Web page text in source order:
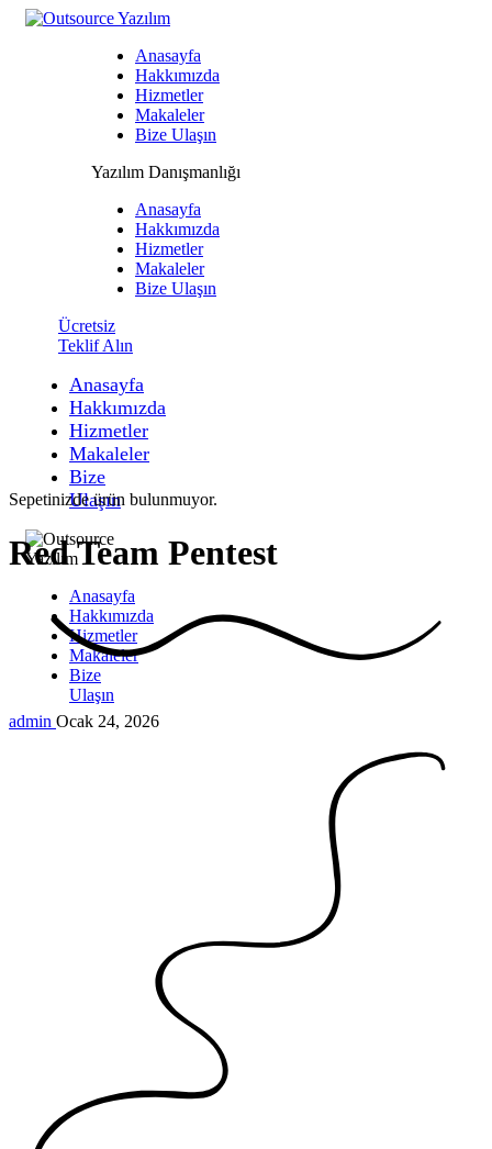
Anasayfa
Hakkımızda
Hizmetler
Makaleler
Bize Ulaşın
Yazılım Danışmanlığı
Anasayfa
Hakkımızda
Hizmetler
Makaleler
Bize Ulaşın
Ücretsiz
Teklif Alın
Anasayfa
Hakkımızda
Hizmetler
Makaleler
Bize
Ulaşın
Anasayfa
Hakkımızda
Hizmetler
Makaleler
Bize
Ulaşın
Sepetinizde ürün bulunmuyor.
Red Team Pentest
admin Ocak 24, 2026